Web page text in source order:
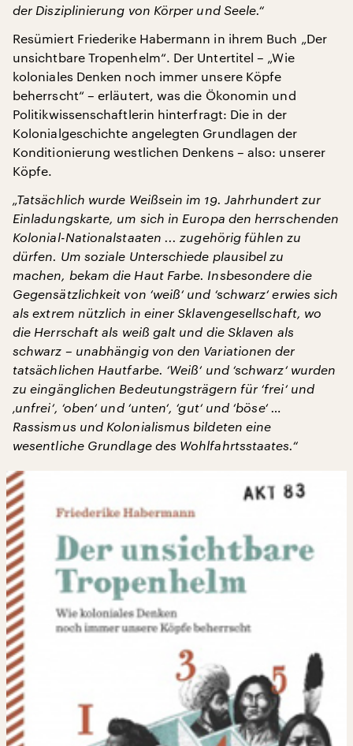
der Disziplinierung von Körper und Seele.“
Resümiert Friederike Habermann in ihrem Buch „Der
unsichtbare Tropenhelm“. Der Untertitel – „Wie
koloniales Denken noch immer unsere Köpfe
beherrscht“ – erläutert, was die Ökonomin und
Politikwissenschaftlerin hinterfragt: Die in der
Kolonialgeschichte angelegten Grundlagen der
Konditionierung westlichen Denkens – also: unserer
Köpfe.
„Tatsächlich wurde Weißsein im 19. Jahrhundert zur
Einladungskarte, um sich in Europa den herrschenden
Kolonial-Nationalstaaten ... zugehörig fühlen zu
dürfen. Um soziale Unterschiede plausibel zu
machen, bekam die Haut Farbe. Insbesondere die
Gegensätzlichkeit von ‘weiß‘ und ‘schwarz‘ erwies sich
als extrem nützlich in einer Sklavengesellschaft, wo
die Herrschaft als weiß galt und die Sklaven als
schwarz – unabhängig von den Variationen der
tatsächlichen Hautfarbe. ‘Weiß‘ und ‘schwarz‘ wurden
zu eingänglichen Bedeutungsträgern für ‘frei‘ und
‚unfrei‘, ‘oben‘ und ‘unten‘, ‘gut‘ und ‘böse‘ …
Rassismus und Kolonialismus bildeten eine
wesentliche Grundlage des Wohlfahrtsstaates.“